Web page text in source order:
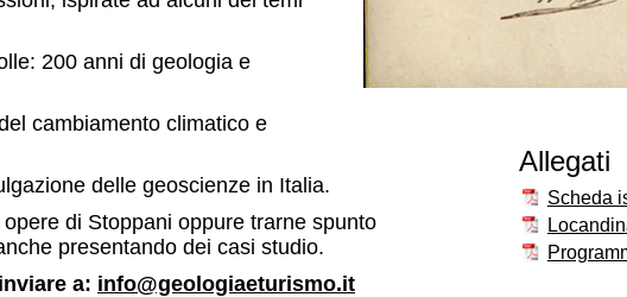
Allegati
Scheda
200 anni di geologia e
cambiamento climatico e
delle geoscienze in Italia.
di Stoppani oppure trarne spunto
presentando dei casi studio.
a: info@geologiaeturismo.it